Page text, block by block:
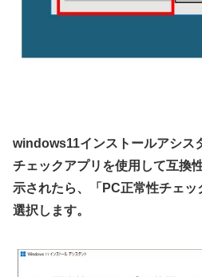
windows11インストールアシス
チェックアプリを使用して互換
示されたら、「PC正常性チェッ
選択します。